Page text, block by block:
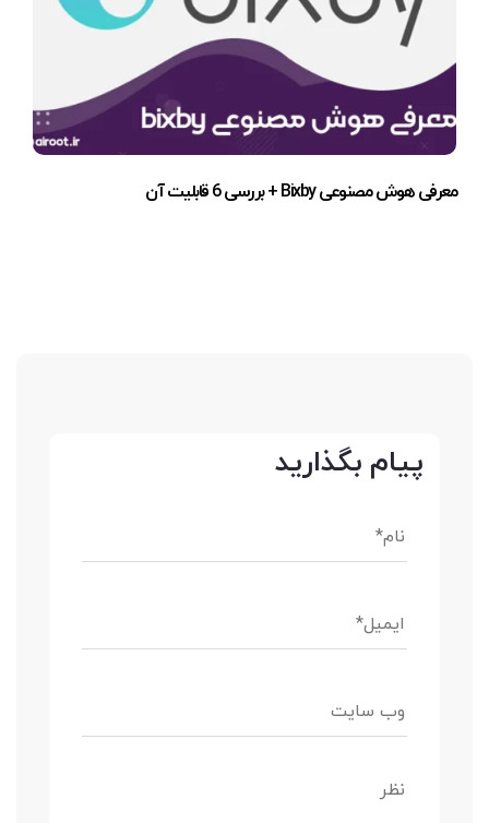
معرفی هوش مصنوعی Bixby + بررسی 6 قابلیت آن
پیام بگذارید